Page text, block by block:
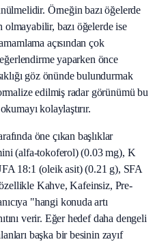
Örneğin bazı öğelerde
bazı öğelerde ise
açısından çok
yaparken önce
göz önünde bulundurmak
edilmiş radar görünümü bu
kolaylaştırır.
öne çıkan başlıklar
(alfa-tokoferol) (0.03 mg), K
18:1 (oleik asit) (0.21 g), SFA
Kahve, Kafeinsiz, Pre-
"hangi konuda artı
verir. Eğer hedef daha dengeli
başka bir besinin zayıf